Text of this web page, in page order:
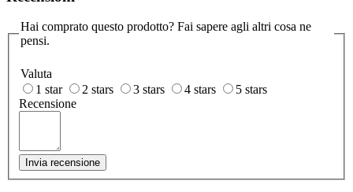
Hai comprato questo prodotto? Fai sapere agli altri cosa ne
pensi.
Valuta
1 star
2 stars 3 stars 4 stars
5 stars
Recensione
Invia recensione